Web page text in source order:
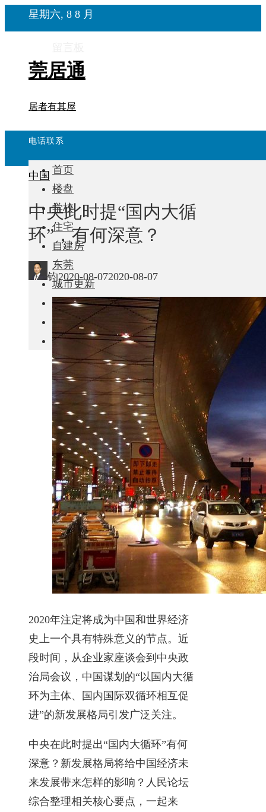
星期六, 8 8 月
莞居通
居者有其屋
电话联系
首页
楼盘
学校
住宅
自建房
东莞
城市更新
房产政策
中国
其他
中国
中央此时提“国内大循
环”，有何深意？
钧2020-08-072020-08-07
2020年注定将成为中国和世界经济
史上一个具有特殊意义的节点。近
段时间，从企业家座谈会到中央政
治局会议，中国谋划的“以国内大循
环为主体、国内国际双循环相互促
进”的新发展格局引发广泛关注。
中央在此时提出“国内大循环”有何
深意？新发展格局将给中国经济未
来发展带来怎样的影响？人民论坛
综合整理相关核心要点，一起来